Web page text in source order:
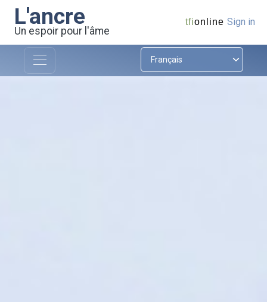
L'ancre
Un espoir pour l'âme
tfionline Sign in